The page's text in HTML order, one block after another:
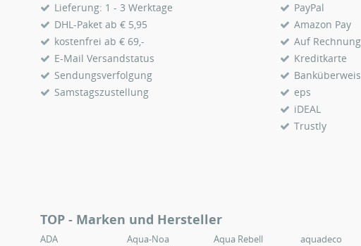
Lieferung: 1 - 3 Werktage
DHL-Paket ab € 5,95
kostenfrei ab € 69,-
E-Mail Versandstatus
Sendungsverfolgung
Samstagszustellung
PayPal
Amazon Pay
Auf Rechnung
Kreditkarte
eps
iDEAL
Trustly
TOP - Marken und Hersteller
ADA Aqua-Noa Aqua Rebell aquadeco